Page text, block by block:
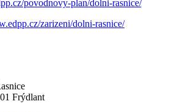
povodnovy-plan/dolni-rasnice/
zarizeni/dolni-rasnice/
Frýdlant